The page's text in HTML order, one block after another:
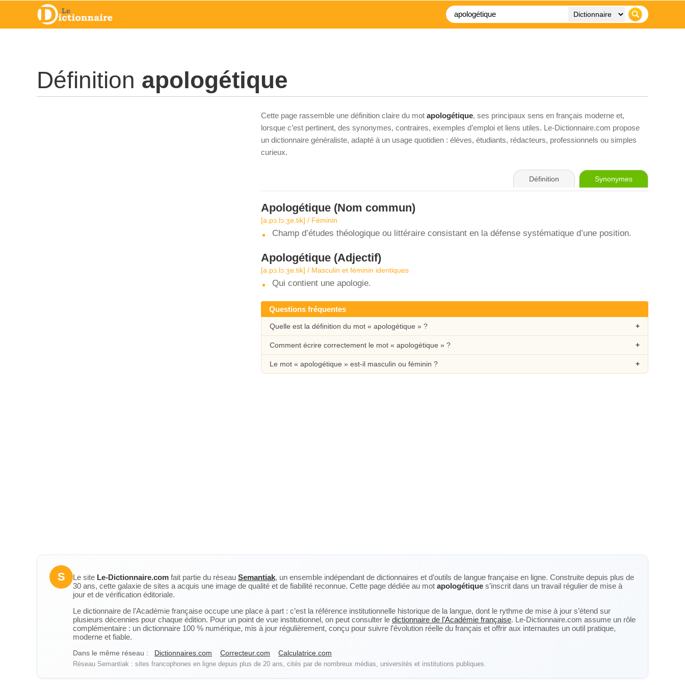
Définition apologétique
Cette page rassemble une définition claire du mot apologétique, ses principaux sens en français moderne et,
lorsque c’est pertinent, des synonymes, contraires, exemples d’emploi et liens utiles. Le-Dictionnaire.com propose
un dictionnaire généraliste, adapté à un usage quotidien : élèves, étudiants, rédacteurs, professionnels ou simples
curieux.
Définition Synonymes
Apologétique (Nom commun)
[a.pɔ.lɔ.ʒe.tik] / Féminin
Champ d’études théologique ou littéraire consistant en la défense systématique d’une position.
Apologétique (Adjectif)
[a.pɔ.lɔ.ʒe.tik] / Masculin et féminin identiques
Qui contient une apologie.
Questions fréquentes
Quelle est la définition du mot « apologétique » ?
Comment écrire correctement le mot « apologétique » ?
Le mot « apologétique » est-il masculin ou féminin ?
S Le site Le-Dictionnaire.com fait partie du réseau Semantiak, un ensemble indépendant de dictionnaires et d’outils de langue française en ligne. Construite depuis plus de
30 ans, cette galaxie de sites a acquis une image de qualité et de fiabilité reconnue. Cette page dédiée au mot apologétique s’inscrit dans un travail régulier de mise à
jour et de vérification éditoriale.
Le dictionnaire de l’Académie française occupe une place à part : c’est la référence institutionnelle historique de la langue, dont le rythme de mise à jour s’étend sur
plusieurs décennies pour chaque édition. Pour un point de vue institutionnel, on peut consulter le dictionnaire de l’Académie française. Le-Dictionnaire.com assume un rôle
complémentaire : un dictionnaire 100 % numérique, mis à jour régulièrement, conçu pour suivre l’évolution réelle du français et offrir aux internautes un outil pratique,
moderne et fiable.
Dans le même réseau : Dictionnaires.com Correcteur.com Calculatrice.com
Réseau Semantiak : sites francophones en ligne depuis plus de 20 ans, cités par de nombreux médias, universités et institutions publiques.